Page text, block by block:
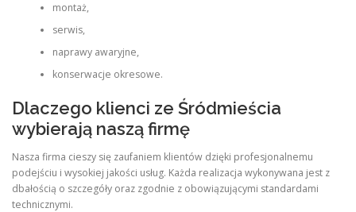
montaż,
serwis,
naprawy awaryjne,
konserwacje okresowe.
Dlaczego klienci ze Śródmieścia
wybierają naszą firmę
Nasza firma cieszy się zaufaniem klientów dzięki profesjonalnemu
podejściu i wysokiej jakości usług. Każda realizacja wykonywana jest z
dbałością o szczegóły oraz zgodnie z obowiązującymi standardami
technicznymi.